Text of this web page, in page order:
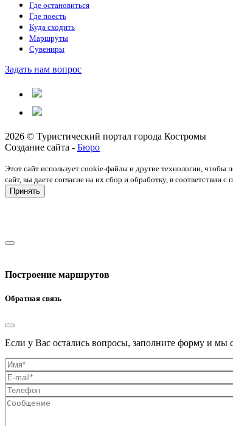
Где остановиться
Где поесть
Куда сходить
Маршруты
Сувениры
Задать нам вопрос
2026 © Туристический портал города Костромы
Создание сайта - Бюро
Этот сайт использует cookie-файлы и другие технологии, чтобы
сайт, вы даете согласие на их сбор и обработку, в
Принять
Построение маршрутов
Обратная связь
Если у Вас остались вопросы, заполните форму и